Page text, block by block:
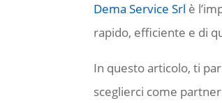
Dema Service Srl è
rapido, efficiente e di
In questo articolo, ti
sceglierci come